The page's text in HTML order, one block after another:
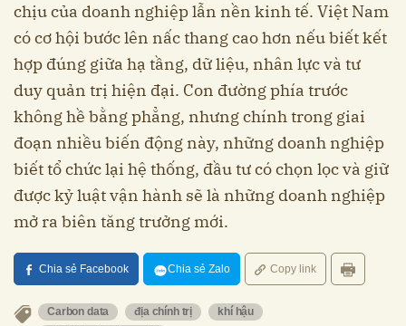
chịu của doanh nghiệp lẫn nền kinh tế. Việt Nam
có cơ hội bước lên nấc thang cao hơn nếu biết kết
hợp đúng giữa hạ tầng, dữ liệu, nhân lực và tư
duy quản trị hiện đại. Con đường phía trước
không hề bằng phẳng, nhưng chính trong giai
đoạn nhiều biến động này, những doanh nghiệp
biết tổ chức lại hệ thống, đầu tư có chọn lọc và giữ
được kỷ luật vận hành sẽ là những doanh nghiệp
mở ra biên tăng trưởng mới.
Chia sẻ Facebook Chia sẻ Zalo Copy link
Carbon data địa chính trị
khí hậu